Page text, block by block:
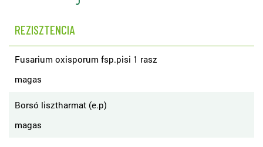
REZISZTENCIA
Fusarium oxisporum fsp.pisi 1 rasz
magas
Borsó lisztharmat (e.p)
magas